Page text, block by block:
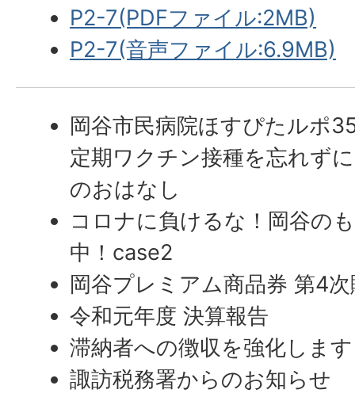
P2-7(PDFファイル:2MB)
P2-7(音声ファイル:6.9MB)
岡谷市民病院ほすぴたルポ
定期ワクチン接種を忘れず
のおはなし
コロナに負けるな！岡谷の
中！case2
岡谷プレミアム商品券 第4
令和元年度 決算報告
滞納者への徴収を強化します
諏訪税務署からのお知らせ